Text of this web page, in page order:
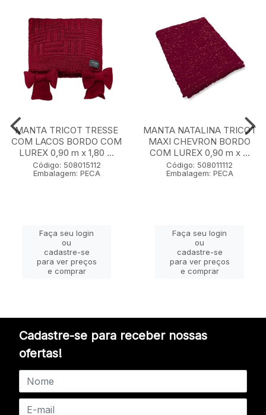
MANTA TRICOT TRESSE
COM LACOS BORDO COM
LUREX 0,90 m x 1,80 ...
Código: 508015112
Embalagem: PECA
Faça seu login
ou
cadastre-se
para ver preços
e comprar
MANTA NATALINA TRICOT
MAXI CHEVRON BORDO
COM LUREX 0,90 m x ...
Código: 508011112
Embalagem: PECA
Faça seu login
ou
cadastre-se
para ver preços
e comprar
Cadastre-se para receber nossas
ofertas!